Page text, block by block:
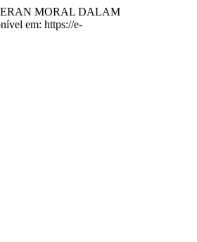
MORAL DALAM
em: https://e-